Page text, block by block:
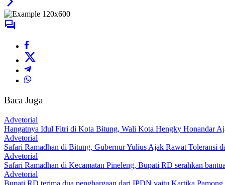
Baca Juga
Advetorial
Hangatnya Idul Fitri di Kota Bitung, Wali Kota Hengky Honandar
Advetorial
Safari Ramadhan di Bitung, Gubernur Yulius Ajak Rawat Toleransi
Advetorial
Safari Ramadhan di Kecamatan Pineleng, Bupati RD serahkan
Advetorial
Bupati RD terima dua penghargaan dari IPDN yaitu Kartika